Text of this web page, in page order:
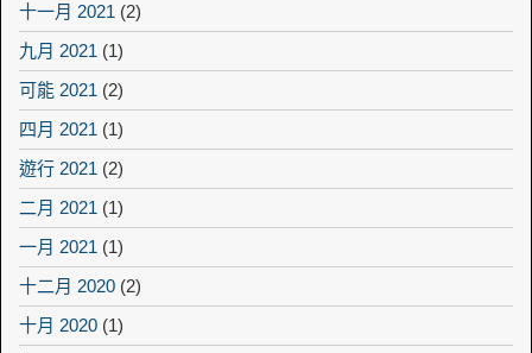
十一月 2021 (2)
九月 2021 (1)
可能 2021 (2)
四月 2021 (1)
遊行 2021 (2)
二月 2021 (1)
一月 2021 (1)
十二月 2020 (2)
十月 2020 (1)